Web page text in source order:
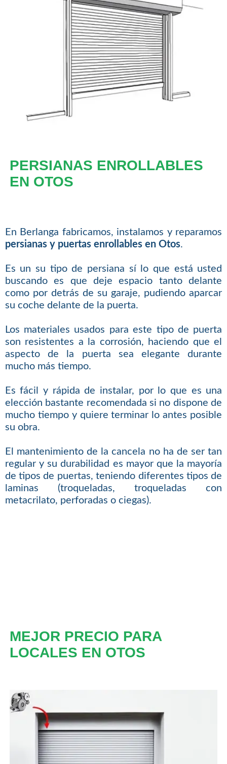
PERSIANAS ENROLLABLES
EN OTOS
En Berlanga fabricamos, instalamos y reparamos
persianas y puertas enrollables en Otos.
Es un su tipo de persiana sí lo que está usted
buscando es que deje espacio tanto delante
como por detrás de su garaje, pudiendo aparcar
su coche delante de la puerta.
Los materiales usados para este tipo de puerta
son resistentes a la corrosión, haciendo que el
aspecto de la puerta sea elegante durante
mucho más tiempo.
Es fácil y rápida de instalar, por lo que es una
elección bastante recomendada si no dispone de
mucho tiempo y quiere terminar lo antes posible
su obra.
El mantenimiento de la cancela no ha de ser tan
regular y su durabilidad es mayor que la mayoría
de tipos de puertas, teniendo diferentes tipos de
laminas (troqueladas, troqueladas con
metacrilato, perforadas o ciegas).
MEJOR PRECIO PARA
LOCALES EN OTOS